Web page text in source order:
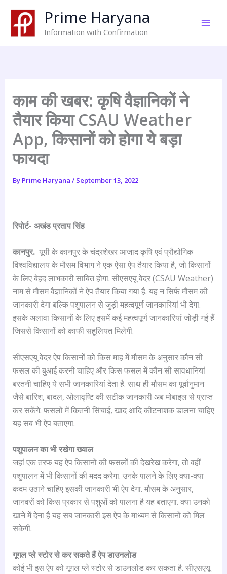
content
Prime Haryana
Information with Confirmation
काम की खबर: कृषि वैज्ञानिकों ने
तैयार किया CSAU Weather
App, किसानों को होगा ये बड़ा
फायदा
By Prime Haryana / September 13, 2022
रिपोर्ट- अखंड प्रताप सिंह
कानपुर.यूपी के कानपुर के चंद्रशेखर आजाद कृषि एवं प्रौद्योगिक
विश्वविद्यालय के मौसम विभाग ने एक ऐसा ऐप तैयार किया है, जो किसानों
के लिए बेहद लाभकारी साबित होगा. सीएसएयू वेदर (CSAU Weather)
नाम से मौसम वैज्ञानिकों ने ऐप तैयार किया गया है. यह न सिर्फ मौसम की
जानकारी देगा बल्कि पशुपालन से जुड़ी महत्वपूर्ण जानकारियां भी देगा.
इसके अलावा किसानों के लिए इसमें कई महत्वपूर्ण जानकारियां जोड़ी गई हैं
जिससे किसानों को काफी सहूलियत मिलेगी.
सीएसएयू वेदर ऐप किसानों को किस माह में मौसम के अनुसार कौन सी
फसल की बुआई करनी चाहिए और किस फसल में कौन सी सावधानियां
बरतनी चाहिए ये सभी जानकारियां देता है. साथ ही मौसम का पूर्वानुमान
जैसे बारिश, बादल, ओलावृष्टि की सटीक जानकारी अब मोबाइल से प्राप्त
कर सकेंगे. फसलों में कितनी सिंचाई, खाद आदि कीटनाशक डालना चाहिए
यह सब भी ऐप बताएगा.
पशुपालन का भी रखेगा ख्याल
जहां एक तरफ यह ऐप किसानों की फसलों की देखरेख करेगा, तो वहीं
पशुपालन में भी किसानों की मदद करेगा. उनके पालने के लिए क्या-क्या
कदम उठाने चाहिए इसकी जानकारी भी ऐप देगा. मौसम के अनुसार,
जानवरों को किस प्रकार से पशुओं को पालना है यह बताएगा. क्या उनको
खाने में देना है यह सब जानकारी इस ऐप के माध्यम से किसानों को मिल
सकेगी.
गूगल प्ले स्टोर से कर सकते हैं ऐप डाउनलोड
कोई भी इस ऐप को गूगल प्ले स्टोर से डाउनलोड कर सकता है. सीएसएयू